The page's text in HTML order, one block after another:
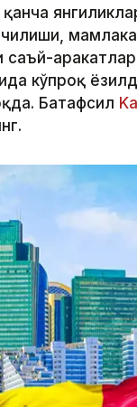
саъй-
кўпроқ
Батафсил